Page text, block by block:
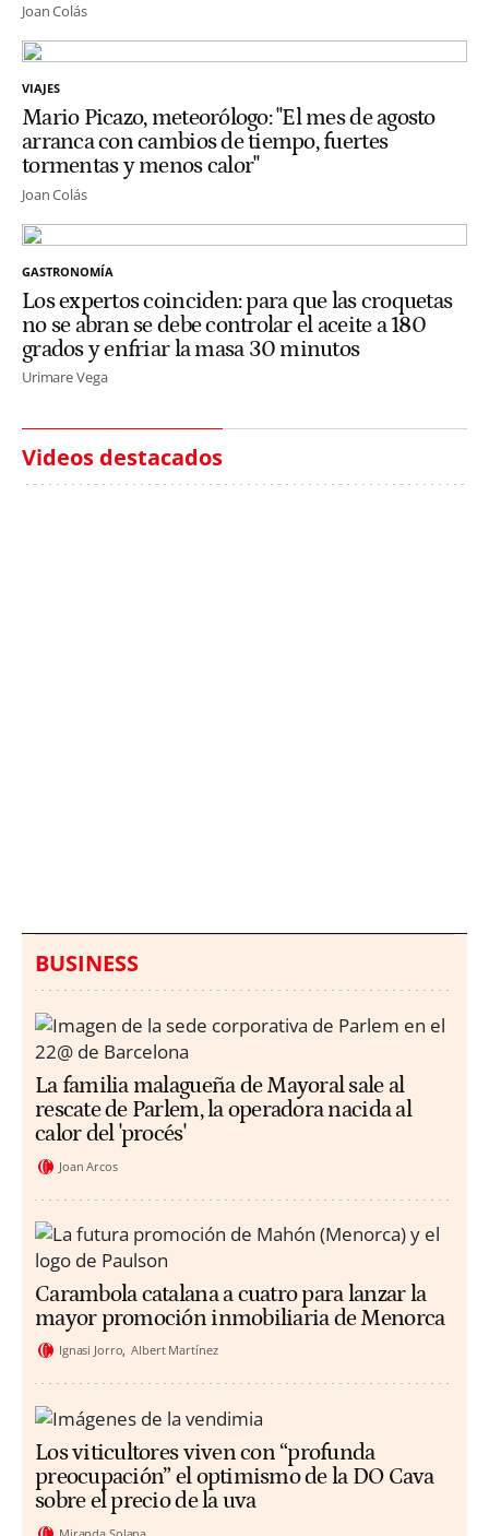
Joan Colás
VIAJES
Mario Picazo, meteorólogo: "El mes de agosto
arranca con cambios de tiempo, fuertes
tormentas y menos calor"
Joan Colás
GASTRONOMÍA
Los expertos coinciden: para que las croquetas
no se abran se debe controlar el aceite a 180
grados y enfriar la masa 30 minutos
Urimare Vega
Videos destacados
BUSINESS
La familia malagueña de Mayoral sale al
rescate de Parlem, la operadora nacida al
calor del 'procés'
Joan Arcos
Carambola catalana a cuatro para lanzar la
mayor promoción inmobiliaria de Menorca
Ignasi Jorro Albert Martínez
Los viticultores viven con “profunda
preocupación” el optimismo de la DO Cava
sobre el precio de la uva